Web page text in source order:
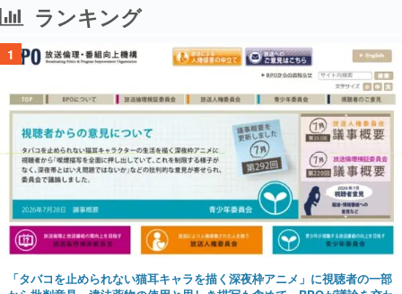
ランキング
1
「タバコを止められない猫耳キャラを描く深夜枠アニメ」に視聴者の一部